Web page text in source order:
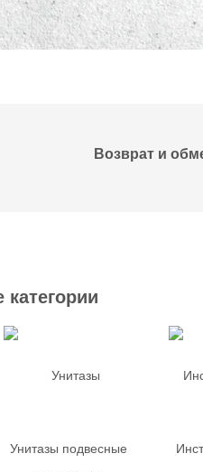
Возврат и
Унитазы подвесные